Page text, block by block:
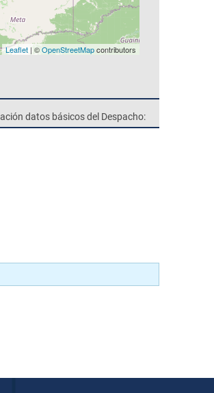
Leaflet | ©OpenStreetMapcontributors
datos básicos del Despacho: